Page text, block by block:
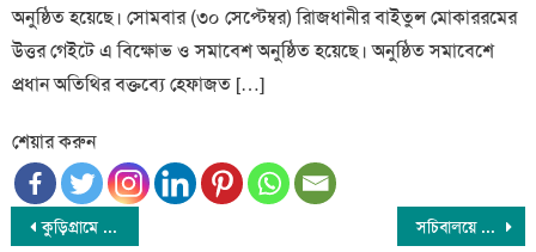
অনুষ্ঠিত হয়েছে। সোমবার (৩০ সেপ্টেম্বর) রিাজধানীর বাইতুল মোকাররমের
উত্তর গেইটে এ বিক্ষোভ ও সমাবেশ অনুষ্ঠিত হয়েছে। অনুষ্ঠিত সমাবেশে
প্রধান অতিথির বক্তব্যে হেফাজত […]
শেয়ার করুন
Post
কুড়িগ্রামে বিএনপির দুপক্ষের সংঘর্ষে যুবদল নেতা নিহত সচিবালয়ে সাংবাদিক প্রবেশের নিষেধাজ্ঞা সাময়িক: স্বরাষ্ট্র মন্ত্রণালয়